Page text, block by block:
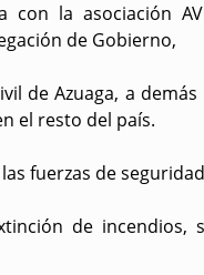
con la asociación
de Gobierno,
de Azuaga, a
el resto del país.
fuerzas de
de